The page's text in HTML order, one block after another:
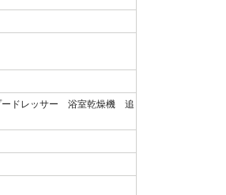
ドレッサー 浴室乾燥機 追